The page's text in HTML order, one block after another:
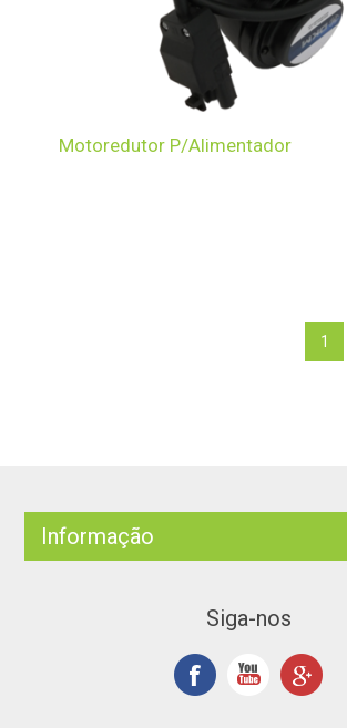
Motoredutor P/Alimentador
1
Informação
Siga-nos